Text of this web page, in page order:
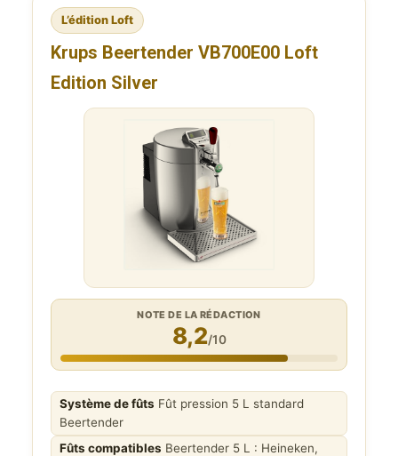
L’édition Loft
Krups Beertender VB700E00 Loft
Edition Silver
NOTE DE LA RÉDACTION
8,2/10
Système de fûts Fût pression 5 L standard
Beertender
Fûts compatibles Beertender 5 L : Heineken,